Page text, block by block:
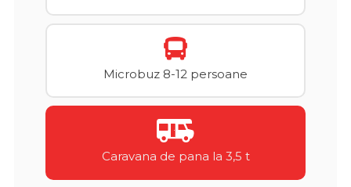
Microbuz 8-12 persoane
Caravana de pana la 3,5 t